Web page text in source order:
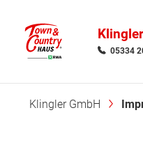
05334
Klingler GmbH